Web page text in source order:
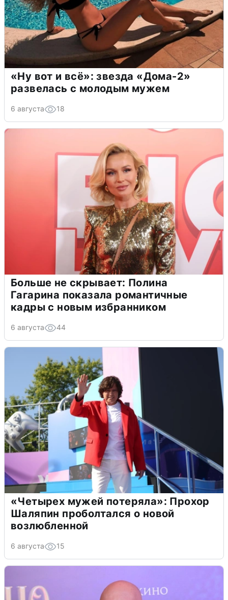
«Ну вот и всё»: звезда «Дома-2»
развелась с молодым мужем
6 августа 18
Больше не скрывает: Полина
Гагарина показала романтичные
кадры с новым избранником
6 августа 44
«Четырех мужей потеряла»: Прохор
Шаляпин проболтался о новой
возлюбленной
6 августа 15